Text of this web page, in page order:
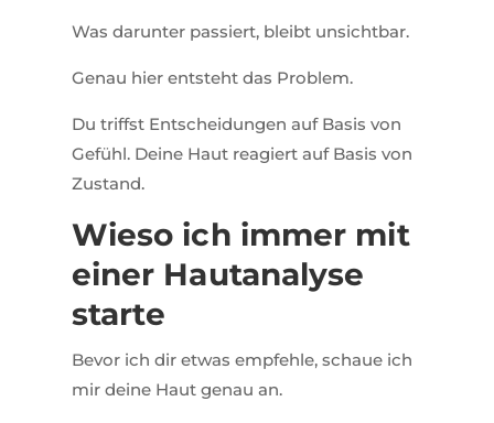
Was darunter passiert, bleibt unsichtbar.
Genau hier entsteht das Problem.
Du triffst Entscheidungen auf Basis von
Gefühl. Deine Haut reagiert auf Basis von
Zustand.
Wieso ich immer mit
einer Hautanalyse
starte
Bevor ich dir etwas empfehle, schaue ich
mir deine Haut genau an.